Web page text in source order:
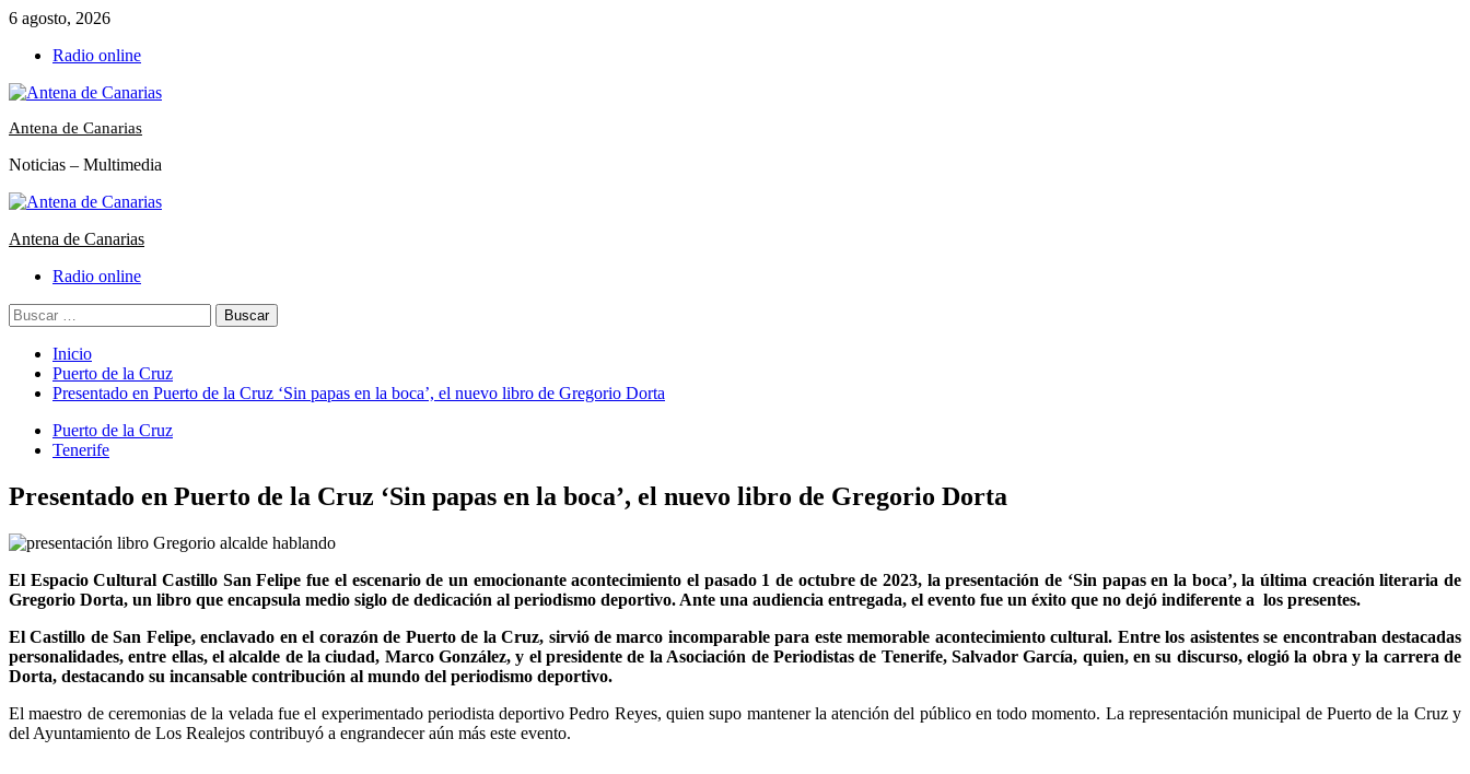
Saltar
contenido
6 agosto, 2026
Radio online
Antena de Canarias
Noticias – Multimedia
Menú
Antena de Canarias
Radio online
Buscar:
Inicio
Puerto de la Cruz
Presentado en Puerto de la Cruz ‘Sin papas en la boca’, el nuevo libro de Gregorio Dorta
Puerto de la Cruz
Tenerife
Presentado en Puerto de la Cruz ‘Sin papas en la boca’, el nuevo libro de Gregorio Dorta
El Espacio Cultural Castillo San Felipe fue el escenario de un emocionante acontecimiento el pasado 1 de octubre de 2023, la presentación de ‘Sin papas en la boca’, la última creación literaria de
Gregorio Dorta, un libro que encapsula medio siglo de dedicación al periodismo deportivo. Ante una audiencia entregada, el evento fue un éxito que no dejó indiferente a los presentes.
El Castillo de San Felipe, enclavado en el corazón de Puerto de la Cruz, sirvió de marco incomparable para este memorable acontecimiento cultural. Entre los asistentes se encontraban destacadas
personalidades, entre ellas, el alcalde de la ciudad, Marco González, y el presidente de la Asociación de Periodistas de Tenerife, Salvador García, quien, en su discurso, elogió la obra y la carrera de
Dorta, destacando su incansable contribución al mundo del periodismo deportivo.
El maestro de ceremonias de la velada fue el experimentado periodista deportivo Pedro Reyes, quien supo mantener la atención del público en todo momento. La representación municipal de Puerto de la Cruz y
del Ayuntamiento de Los Realejos contribuyó a engrandecer aún más este evento.